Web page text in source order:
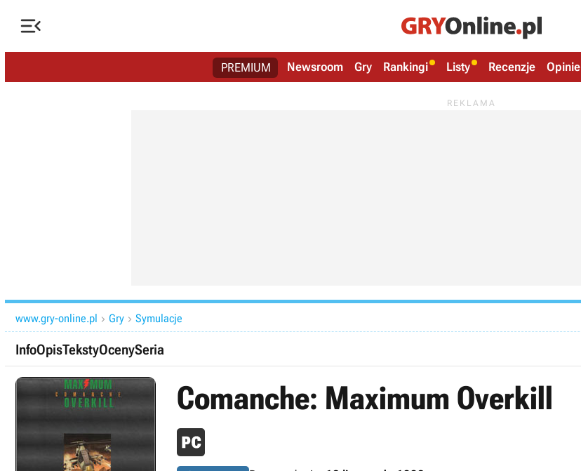

PREMIUM Newsroom Gry Rankingi Listy Recenzje Opinie
www.gry-online.pl  Gry  Symulacje
InfoOpisTekstyOcenySeria
Comanche: Maximum Overkill